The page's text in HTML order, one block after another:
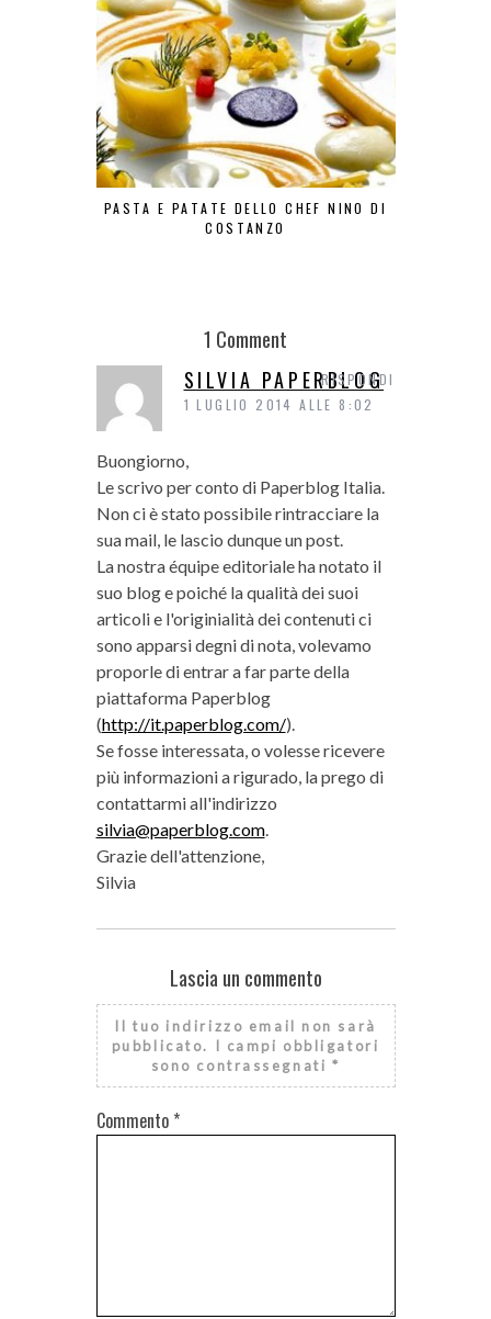
PASTA E PATATE DELLO CHEF NINO DI
COSTANZO
1 Comment
SILVIA PAPERBLOG
1 LUGLIO 2014 ALLE 8:02
Buongiorno,
Le scrivo per conto di Paperblog Italia.
Non ci è stato possibile rintracciare la
sua mail, le lascio dunque un post.
La nostra équipe editoriale ha notato il
suo blog e poiché la qualità dei suoi
articoli e l'originialità dei contenuti ci
sono apparsi degni di nota, volevamo
proporle di entrar a far parte della
piattaforma Paperblog
(http://it.paperblog.com/).
Se fosse interessata, o volesse ricevere
più informazioni a rigurado, la prego di
contattarmi all'indirizzo
silvia@paperblog.com.
Grazie dell'attenzione,
Silvia
RISPONDI
Lascia un commento
Il tuo indirizzo email non sarà
pubblicato.
I campi obbligatori
sono contrassegnati *
Commento *